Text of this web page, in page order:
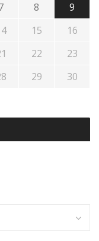
8
9
15
16
22
23
29
30